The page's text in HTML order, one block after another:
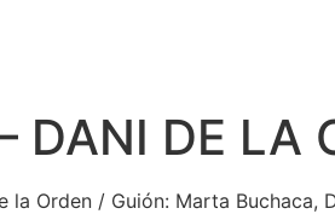
DANI DE LA
la Orden / Guión: Marta Buchaca,